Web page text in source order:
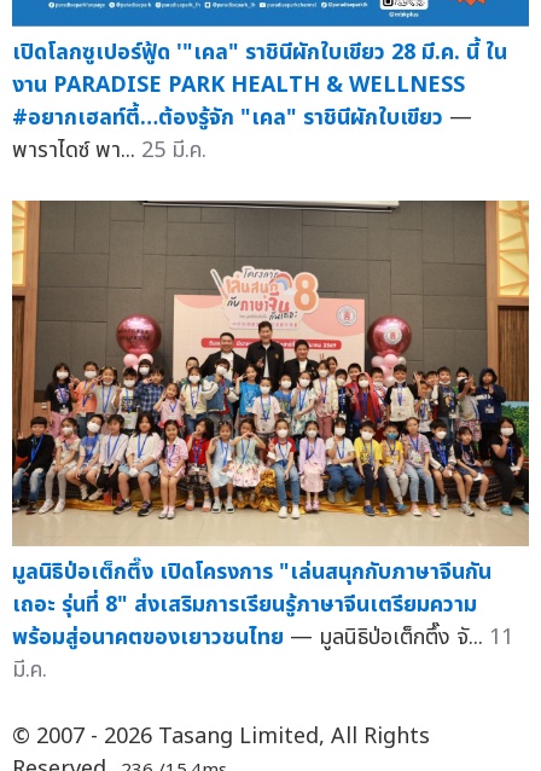
เปิดโลกซูเปอร์ฟู้ด '"เคล" ราชินีผักใบเขียว 28 มี.ค. นี้ ใน
งาน PARADISE PARK HEALTH & WELLNESS
#อยากเฮลท์ตี้…ต้องรู้จัก "เคล" ราชินีผักใบเขียว —
พาราไดซ์ พา... 25 มี.ค.
มูลนิธิป่อเต็กตึ๊ง เปิดโครงการ "เล่นสนุกกับภาษาจีนกัน
เถอะ รุ่นที่ 8" ส่งเสริมการเรียนรู้ภาษาจีนเตรียมความ
พร้อมสู่อนาคตของเยาวชนไทย — มูลนิธิป่อเต็กตึ๊ง จั... 11
มี.ค.
© 2007 - 2026 Tasang Limited, All Rights